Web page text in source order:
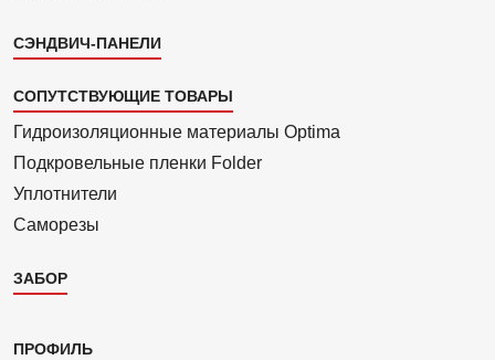
СЭНДВИЧ-ПАНЕЛИ
СОПУТСТВУЮЩИЕ ТОВАРЫ
Гидроизоля­ционные материалы Optima
Подкровель­ные пленки Folder
Уплотнители
Саморезы
ЗАБОР
Каталог
ПРОФИЛЬ